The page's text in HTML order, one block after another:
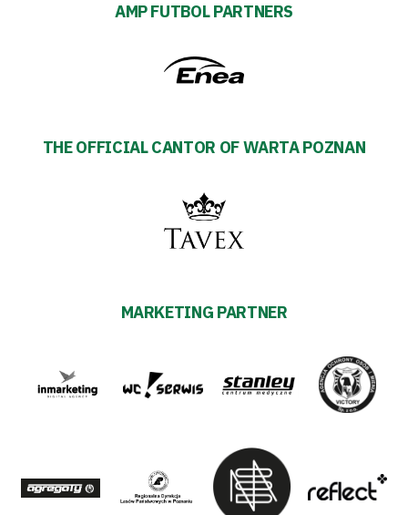
AMP FUTBOL PARTNERS
THE OFFICIAL CANTOR OF WARTA POZNAN
MARKETING PARTNER